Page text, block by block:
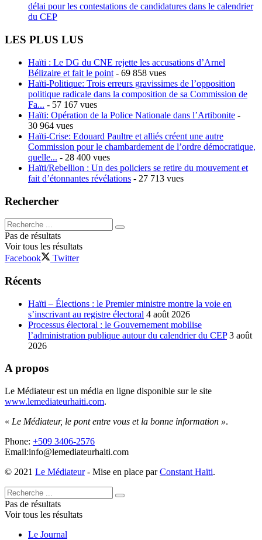
délai pour les contestations de candidatures dans le calendrier
du CEP
LES PLUS LUS
Haïti : Le DG du CNE rejette les accusations d’Arnel
Bélizaire et fait le point - 69 858 vues
Haïti-Politique: Trois erreurs gravissimes de l’opposition
politique radicale dans la composition de sa Commission de
Fa... - 57 167 vues
Haïti: Opération de la Police Nationale dans l’Artibonite -
30 964 vues
Haïti-Crise: Edouard Paultre et alliés créent une autre
Commission pour le chambardement de l’ordre démocratique,
quelle... - 28 400 vues
Haïti/Rebellion : Un des policiers se retire du mouvement et
fait d’étonnantes révélations - 27 713 vues
Rechercher
Pas de résultats
Voir tous les résultats
Facebook
Twitter
Récents
Haïti – Élections : le Premier ministre montre la voie en
s’inscrivant au registre électoral 4 août 2026
Processus électoral : le Gouvernement mobilise
l’administration publique autour du calendrier du CEP 3 août
2026
A propos
Le Médiateur est un média en ligne disponible sur le site
www.lemediateurhaiti.com.
« Le Médiateur, le pont entre vous et la bonne information ».
Phone: +509 3406-2576
Email:info@lemediateurhaiti.com
© 2021 Le Médiateur- Mise en place parConstant Haïti.
Pas de résultats
Voir tous les résultats
Le Journal